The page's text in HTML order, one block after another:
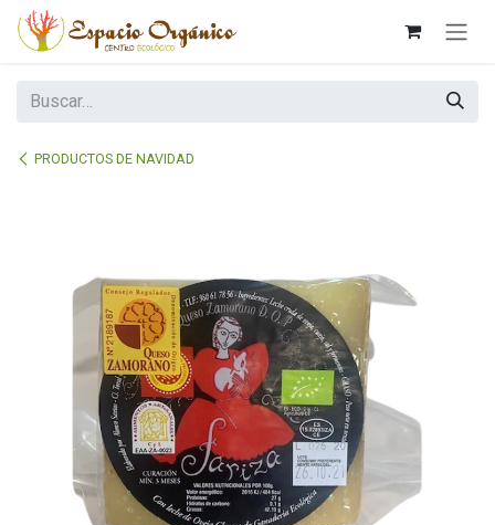
Ir al contenido
PRODUCTOS DE NAVIDAD